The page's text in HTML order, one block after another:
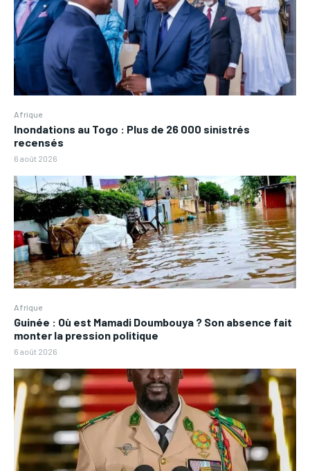
Afrique
Inondations au Togo : Plus de 26 000 sinistrés
recensés
6 août 2026
Afrique
Guinée : Où est Mamadi Doumbouya ? Son absence fait
monter la pression politique
6 août 2026